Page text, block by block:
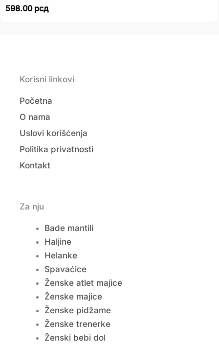
598.00 рсд
Korisni linkovi
Početna
O nama
Uslovi korišćenja
Politika privatnosti
Kontakt
Za nju
Bade mantili
Haljine
Helanke
Spavaćice
Ženske atlet majice
Ženske majice
Ženske pidžame
Ženske trenerke
Ženski bebi dol